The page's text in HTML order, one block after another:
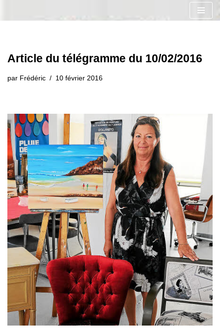
Article du télégramme du 10/02/2016
par Frédéric 10 février 2016